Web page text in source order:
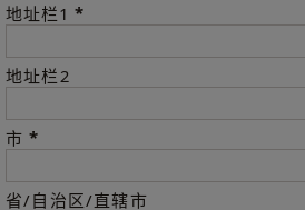
地址栏1 *
地址栏2
市*
省/自治区/直辖市